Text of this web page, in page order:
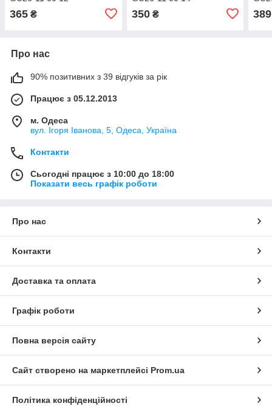
365 ₴ 350₴ 389
Про нас
90% позитивних з 39 відгуків за рік
Працює з 05.12.2013
м. Одеса
вул. Ігоря Іванова, 5, Одеса, Україна
Контакти
Сьогодні працює з 10:00 до 18:00
Показати весь графік роботи
Про нас
Контакти
Доставка та оплата
Графік роботи
Повна версія сайту
Сайт створено на маркетплейсі Prom.ua
Політика конфіденційності